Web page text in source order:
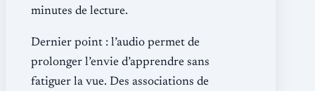
minutes de lecture.
Dernier point : l’audio permet de
prolonger l’envie d’apprendre sans
fatiguer la vue. Des associations de